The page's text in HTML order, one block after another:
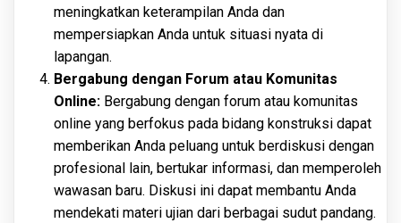
meningkatkan keterampilan Anda dan
mempersiapkan Anda untuk situasi nyata di
lapangan.
Bergabung dengan Forum atau Komunitas
Online: Bergabung dengan forum atau komunitas
online yang berfokus pada bidang konstruksi dapat
memberikan Anda peluang untuk berdiskusi dengan
profesional lain, bertukar informasi, dan memperoleh
wawasan baru. Diskusi ini dapat membantu Anda
mendekati materi ujian dari berbagai sudut pandang.